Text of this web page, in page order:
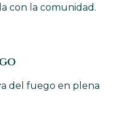
con la comunidad.
del fuego en plena